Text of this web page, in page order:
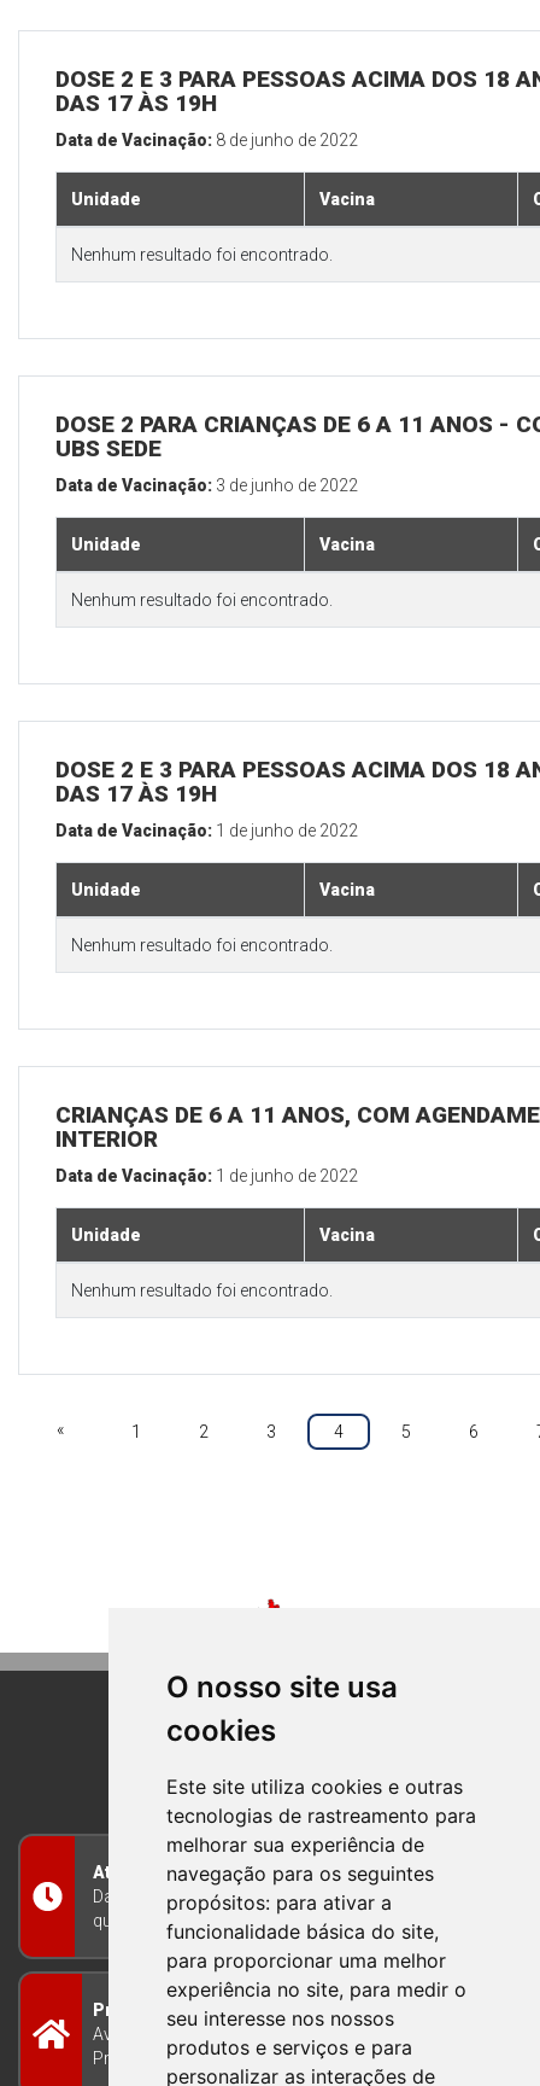
O nosso site usa
cookies
Este site utiliza cookies e outras
tecnologias de rastreamento para
melhorar sua experiência de
navegação para os seguintes
propósitos: para ativar a
funcionalidade básica do site,
para proporcionar uma melhor
experiência no site, para medir o
seu interesse nos nossos
produtos e serviços e para
personalizar as interações de
DOSE 2 E 3 PARA PESSOAS ACIMA DOS 18
DAS 17 ÀS 19H
Data de Vacinação: 8 de junho de 2022
Unidade Vacina
Nenhum resultado foi encontrado.
DOSE 2 PARA CRIANÇAS DE 6 A 11 ANOS -
UBS SEDE
Data de Vacinação: 3 de junho de 2022
Unidade Vacina
Nenhum resultado foi encontrado.
DOSE 2 E 3 PARA PESSOAS ACIMA DOS 18
DAS 17 ÀS 19H
Data de Vacinação: 1 de junho de 2022
Unidade Vacina
Nenhum resultado foi encontrado.
CRIANÇAS DE 6 A 11 ANOS, COM
INTERIOR
Data de Vacinação: 1 de junho de 2022
Unidade Vacina
Nenhum resultado foi encontrado.
« 1 2 3 4 5 6
BOM PRINCIPIO
RIO GRANDE DO SUL
Atendimento
Das 8h às 12h e das 13h às 17h30, de segunda a
quinta-feira, e nas sextas-feiras das 7h às 13h
Prefeitura Municipal
Avenida Guilherme Winter 65 - Centro Bom
Princípio/RS - Brasil CEP 95765-000